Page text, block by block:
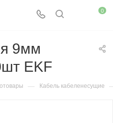
0
9мм
EKF
— Кабель кабеленесущие